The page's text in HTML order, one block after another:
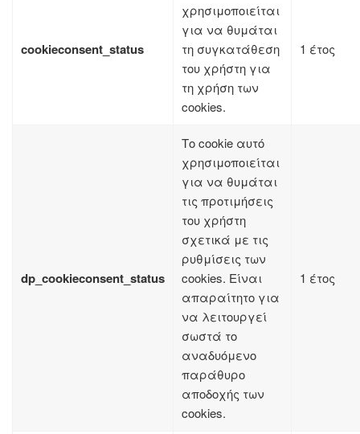
cookieconsent_status
χρησιμοποιείται
για να θυμάται
τη συγκατάθεση
του χρήστη για
τη χρήση των
cookies.
1 έτος
dp_cookieconsent_status
Το cookie αυτό
χρησιμοποιείται
για να θυμάται
τις προτιμήσεις
του χρήστη
σχετικά με τις
ρυθμίσεις των
cookies. Είναι
απαραίτητο για
να λειτουργεί
σωστά το
αναδυόμενο
παράθυρο
αποδοχής των
cookies.
1 έτος